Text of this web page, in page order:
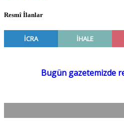
Resmî İlanlar